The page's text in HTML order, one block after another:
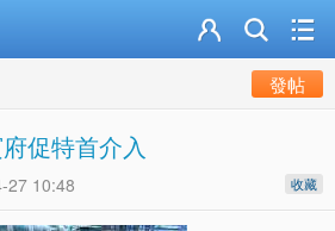
發帖
促特首介入
收藏
27 10:48